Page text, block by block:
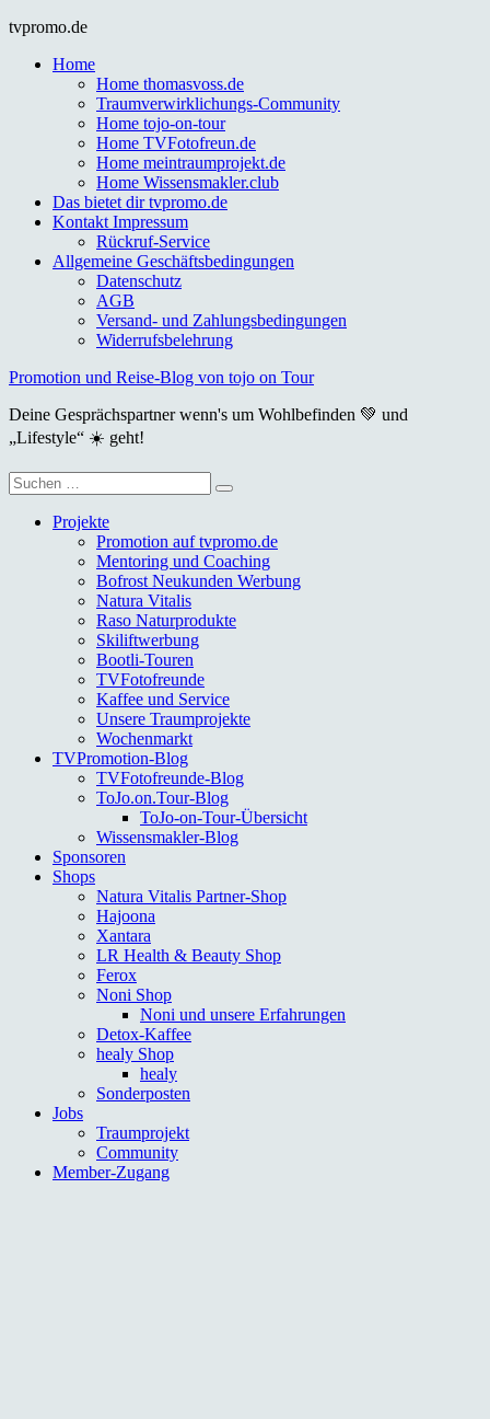
Skip
content
tvpromo.de
Home
Home thomasvoss.de
Traumverwirklichungs-Community
Home tojo-on-tour
Home TVFotofreun.de
Home meintraumprojekt.de
Home Wissensmakler.club
Das bietet dir tvpromo.de
Kontakt Impressum
Rückruf-Service
Allgemeine Geschäftsbedingungen
Datenschutz
AGB
Versand- und Zahlungsbedingungen
Widerrufsbelehrung
Promotion und Reise-Blog von tojo on Tour
Deine Gesprächspartner wenn's um Wohlbefinden 💚 und
„Lifestyle“ ☀️ geht!
Suche
nach:
Projekte
Promotion auf tvpromo.de
Mentoring und Coaching
Bofrost Neukunden Werbung
Natura Vitalis
Raso Naturprodukte
Skiliftwerbung
Bootli-Touren
TVFotofreunde
Kaffee und Service
Unsere Traumprojekte
Wochenmarkt
TVPromotion-Blog
TVFotofreunde-Blog
ToJo.on.Tour-Blog
ToJo-on-Tour-Übersicht
Wissensmakler-Blog
Sponsoren
Shops
Natura Vitalis Partner-Shop
Hajoona
Xantara
LR Health & Beauty Shop
Ferox
Noni Shop
Noni und unsere Erfahrungen
Detox-Kaffee
healy Shop
healy
Sonderposten
Jobs
Traumprojekt
Community
Member-Zugang